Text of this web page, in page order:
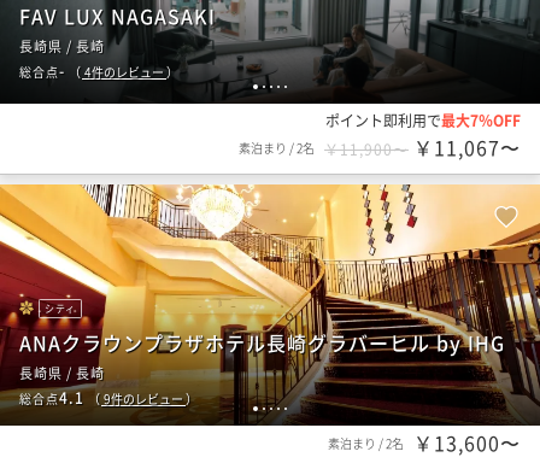
123 4 5
FAV LUX NAGASAKI
長崎県 / 長崎
総合点- （ 4件のレビュー）
ポイント即利用で最大7％OFF
素泊まり /2名 ￥11,900〜 ￥11,067〜
12345
シティ
ANAクラウンプラザホテル長崎グラバーヒル by IHG
長崎県 / 長崎
総合点4.1 （ 9件のレビュー）
素泊まり /2名 ￥13,600〜